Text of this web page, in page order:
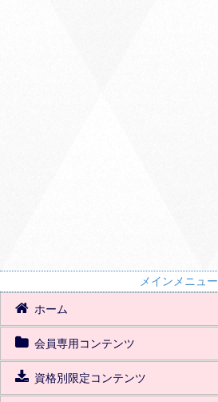
メインメニュー
ホーム
会員専用コンテンツ
資格別限定コンテンツ